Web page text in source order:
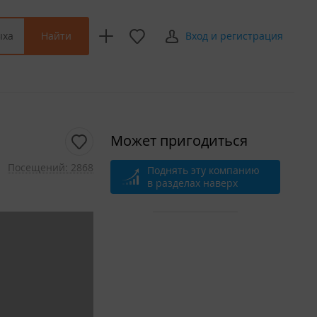
Найти Вход и регистрация
Посещений: 2868
Может пригодиться
Поднять эту компанию
в разделах наверх